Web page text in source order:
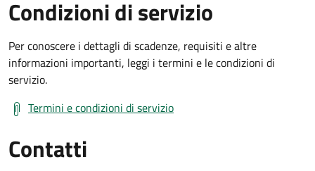
Condizioni di servizio
Per conoscere i dettagli di scadenze, requisiti e altre
informazioni importanti, leggi i termini e le condizioni di
servizio.
Termini e condizioni di servizio
Contatti